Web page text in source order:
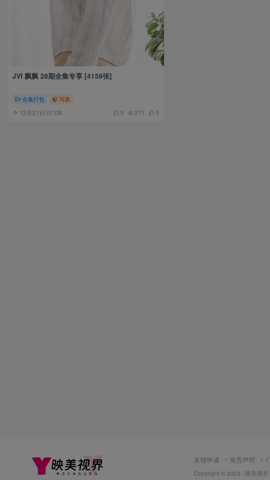
JVI 飘飘 28期全集专享 [4159张]
合集打包 写真
12月21日 07:08 0 271 5
友链申请 免责声明
Copyright © 2023 · 映美视界